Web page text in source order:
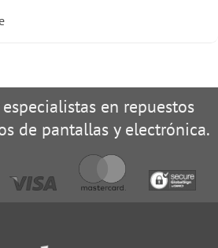
en repuestos
de pantallas y electrónica.